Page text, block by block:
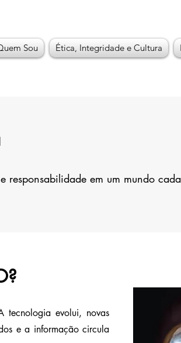
Sou Ética, Integridade e Cultura
responsabilidade em um mundo
tecnologia evolui, novas
e a informação circula